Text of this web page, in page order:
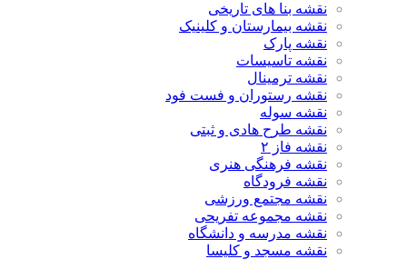
نقشه بنا های تاریخی
نقشه بیمارستان و کلینیک
نقشه پارک
نقشه تاسیسات
نقشه ترمینال
نقشه رستوران و فست فود
نقشه سوله
نقشه طرح هادی و ثبتی
نقشه فاز ۲
نقشه فرهنگی هنری
نقشه فرودگاه
نقشه مجتمع ورزشی
نقشه مجموعه تفریحی
نقشه مدرسه و دانشگاه
نقشه مسجد و کلیسا